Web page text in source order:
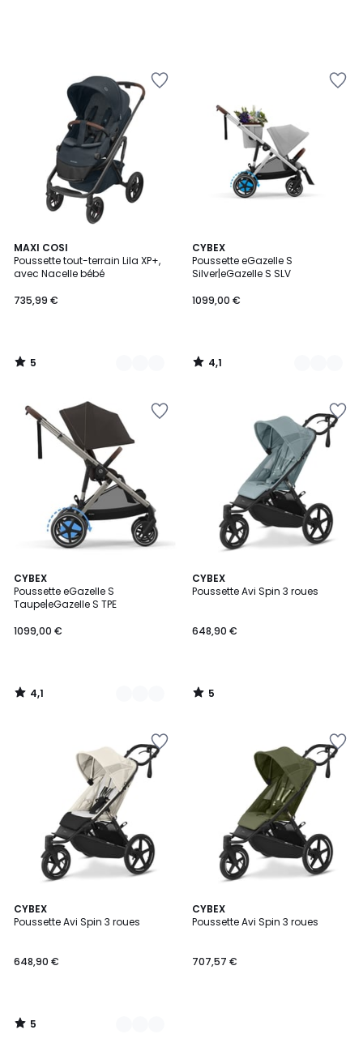
MAXI COSI
Poussette tout-terrain Lila XP+,
avec Nacelle bébé
735,99 €
5
/
5
2
Couleurs
5
/
CYBEX
Poussette eGazelle S
Silver|eGazelle S SLV
1099,00 €
4,1
/ 5
3
Couleurs
4,1
/
CYBEX
Poussette eGazelle S
Taupe|eGazelle S TPE
1099,00 €
4,1
/ 5
5
Couleurs
4,1
/
CYBEX
Poussette Avi Spin 3 roues
648,90 €
5
/
5
/
CYBEX
Poussette Avi Spin 3 roues
648,90 €
5
/
2
Couleurs
5
/
CYBEX
Poussette Avi Spin 3 roues
707,57 €